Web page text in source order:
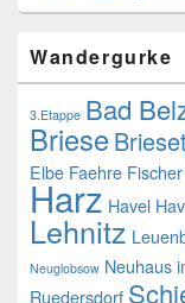
Wandergurke
3.Etappe Bad
Briese
Elbe Faehre Fischer
Harz Havel
Lehnitz
Neuglobsow Neuhaus
Ruedersdorf